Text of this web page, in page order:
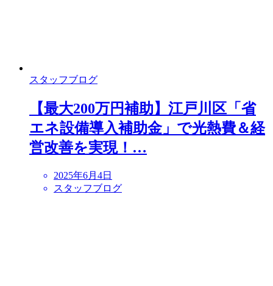
スタッフブログ
【最大200万円補助】江戸川区「省
エネ設備導入補助金」で光熱費＆経
営改善を実現！…
2025年6月4日
スタッフブログ